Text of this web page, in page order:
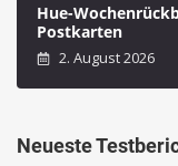
Hue-
Postkarten
2. August 2026
Neueste